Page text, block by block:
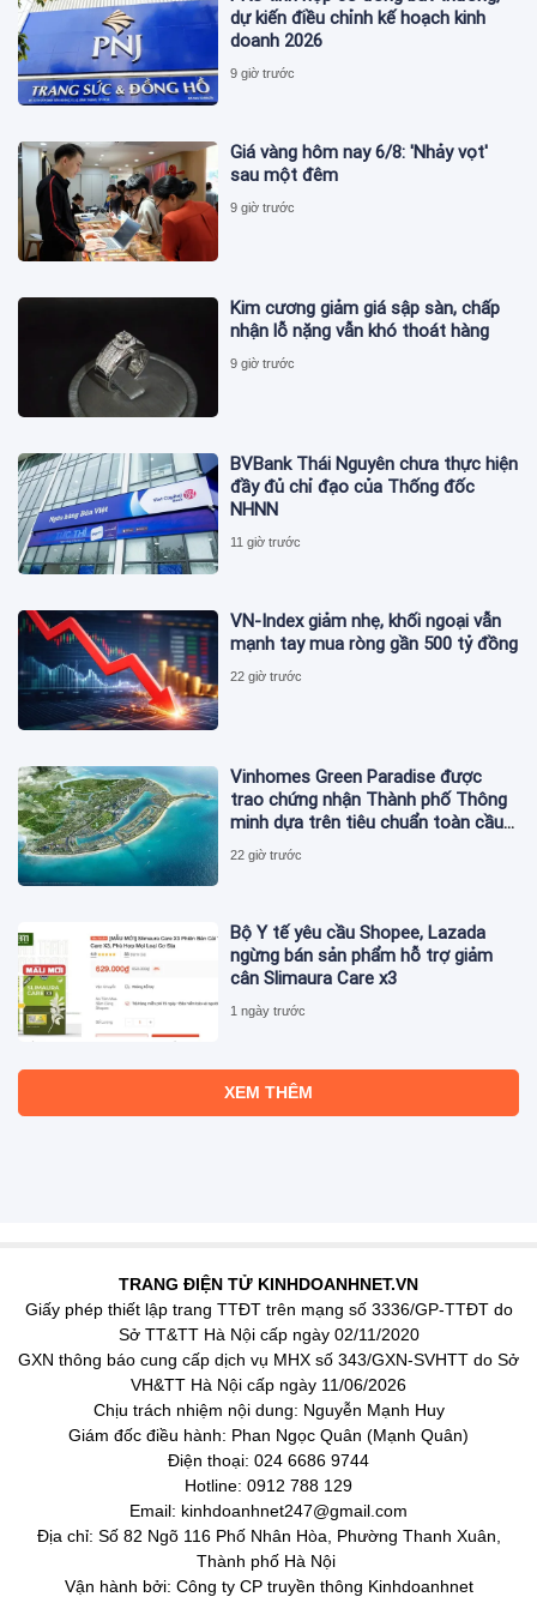
dự kiến điều chỉnh kế hoạch kinh
doanh 2026
9 giờ trước
Giá vàng hôm nay 6/8: 'Nhảy vọt'
sau một đêm
9 giờ trước
Kim cương giảm giá sập sàn, chấp
nhận lỗ nặng vẫn khó thoát hàng
9 giờ trước
BVBank Thái Nguyên chưa thực hiện
đầy đủ chỉ đạo của Thống đốc
NHNN
11 giờ trước
VN-Index giảm nhẹ, khối ngoại vẫn
mạnh tay mua ròng gần 500 tỷ đồng
22 giờ trước
Vinhomes Green Paradise được
trao chứng nhận Thành phố Thông
minh dựa trên tiêu chuẩn toàn cầu
ISO 37122
22 giờ trước
Bộ Y tế yêu cầu Shopee, Lazada
ngừng bán sản phẩm hỗ trợ giảm
cân Slimaura Care x3
1 ngày trước
XEM THÊM
TRANG ĐIỆN TỬ KINHDOANHNET.VN
Giấy phép thiết lập trang TTĐT trên mạng số 3336/GP-TTĐT do
Sở TT&TT Hà Nội cấp ngày 02/11/2020
GXN thông báo cung cấp dịch vụ MHX số 343/GXN-SVHTT do Sở
VH&TT Hà Nội cấp ngày 11/06/2026
Chịu trách nhiệm nội dung: Nguyễn Mạnh Huy
Giám đốc điều hành: Phan Ngọc Quân (Mạnh Quân)
Điện thoại: 024 6686 9744
Hotline: 0912 788 129
Email: kinhdoanhnet247@gmail.com
Địa chỉ: Số 82 Ngõ 116 Phố Nhân Hòa, Phường Thanh Xuân,
Thành phố Hà Nội
Vận hành bởi: Công ty CP truyền thông Kinhdoanhnet